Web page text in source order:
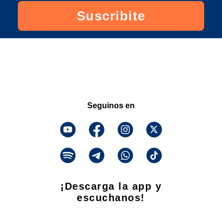
Suscribite
Seguinos en
¡Descarga la app y
escuchanos!